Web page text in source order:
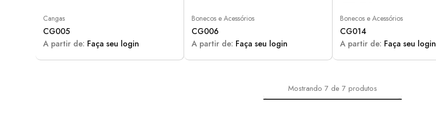
Cangas
CG005
A partir de: Faça seu login
Bonecos e Acessórios
CG006
A partir de: Faça seu login
Bonecos e Acessórios
CG014
A partir de: Faça seu login
Mostrando 7 de 7 produtos